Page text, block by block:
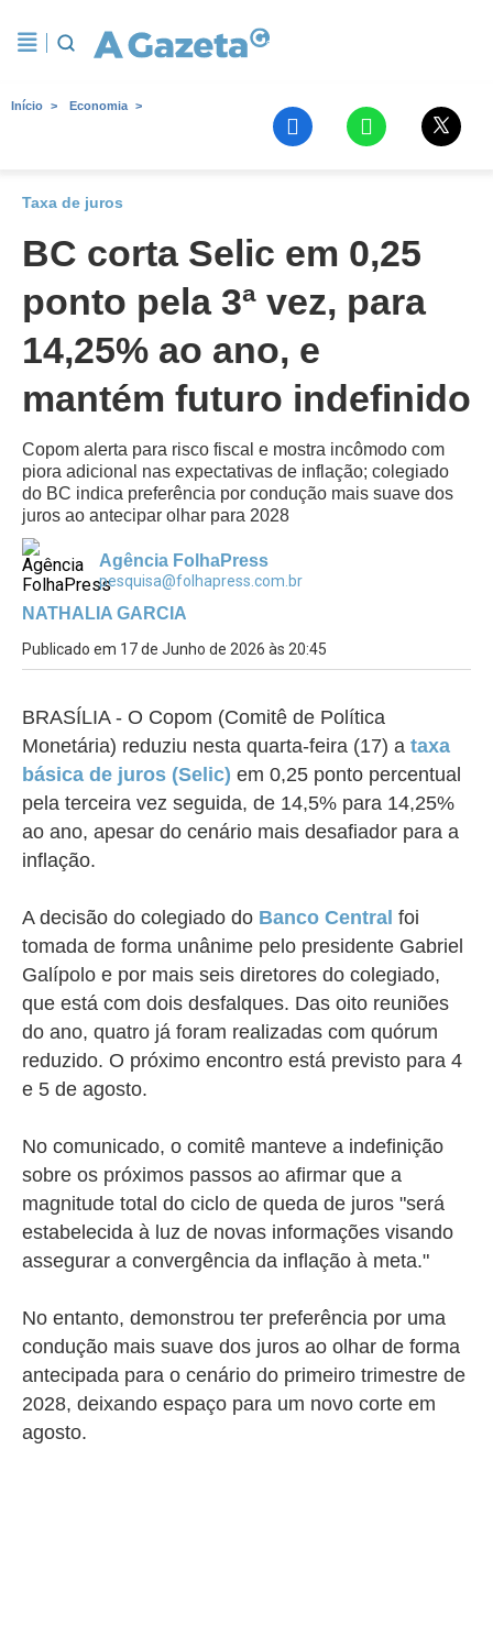
Início Economia
Taxa de juros
BC corta Selic em 0,25
ponto pela 3ª vez, para
14,25% ao ano, e
mantém futuro indefinido
Copom alerta para risco fiscal e mostra incômodo com
piora adicional nas expectativas de inflação; colegiado
do BC indica preferência por condução mais suave dos
juros ao antecipar olhar para 2028
Agência FolhaPress
pesquisa@folhapress.com.br
NATHALIA GARCIA
Publicado em 17 de Junho de 2026 às 20:45
BRASÍLIA - O Copom (Comitê de Política
Monetária) reduziu nesta quarta-feira (17) a taxa
básica de juros (Selic) em 0,25 ponto percentual
pela terceira vez seguida, de 14,5% para 14,25%
ao ano, apesar do cenário mais desafiador para a
inflação.
A decisão do colegiado do Banco Central foi
tomada de forma unânime pelo presidente Gabriel
Galípolo e por mais seis diretores do colegiado,
que está com dois desfalques. Das oito reuniões
do ano, quatro já foram realizadas com quórum
reduzido. O próximo encontro está previsto para 4
e 5 de agosto.
No comunicado, o comitê manteve a indefinição
sobre os próximos passos ao afirmar que a
magnitude total do ciclo de queda de juros "será
estabelecida à luz de novas informações visando
assegurar a convergência da inflação à meta."
No entanto, demonstrou ter preferência por uma
condução mais suave dos juros ao olhar de forma
antecipada para o cenário do primeiro trimestre de
2028, deixando espaço para um novo corte em
agosto.